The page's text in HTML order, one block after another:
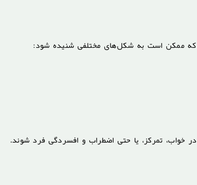
ممکن است به شکل‌های مختلفی شنیده شود:
خواب، تمرکز، یا حتی اضطراب و افسردگی فرد شوند.